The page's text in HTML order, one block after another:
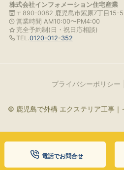
電話でお問合せ
株式会社インフォメーション住宅産業
〒890-0082 鹿児島市紫原7丁目15-5
営業時間 AM10:00〜PM4:00
完全予約制(日・祝日応相談)
TEL.0120-012-352
プライバシーポリシー
© 鹿児島で外構 エクステリア工事｜